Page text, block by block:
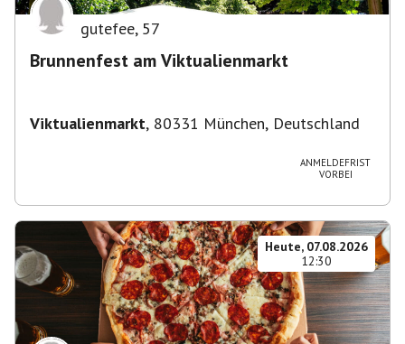
gutefee, 57
Brunnenfest am Viktualienmarkt
Viktualienmarkt, 80331 München, Deutschland
ANMELDEFRIST
VORBEI
Heute, 07.08.2026
12:30